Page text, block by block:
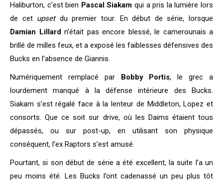
Haliburton, c’est bien Pascal Siakam qui a pris la lumière lors
de cet upsetdu premier tour. En début de série, lorsque
Damian Lillardn’était pas encore blessé, le camerounais a
brillé de milles feux, et a exposé les faiblesses défensives des
Bucks en l’absence de Giannis.
Numériquement remplacé par Bobby Portis, le grec a
lourdement manqué à la défense intérieure des Bucks.
Siakam s’est régalé face à la lenteur de Middleton, Lopez et
consorts. Que ce soit sur drive, où les Daims étaient tous
dépassés, ou sur post-up, en utilisant son physique
conséquent, l’ex Raptors s’est amusé.
Pourtant, si son début de série a été excellent, la suite l’a un
peu moins été. Les Bucks l’ont cadenassé un peu plus tôt